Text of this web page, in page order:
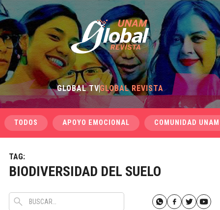
GLOBAL TVGLOBAL REVISTA
TODOS APOYO EMOCIONAL COMUNIDAD UNAM
TAG:
BIODIVERSIDAD DEL SUELO